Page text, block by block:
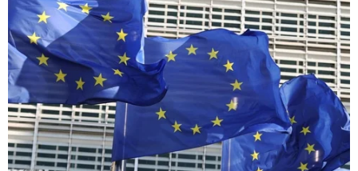
Các đối tượng và tang vật bị lực lượng Công an Cao Bằng bắt
giữ. (Nguồn: Công an nhân dân)
Ngày 10/6, Công an tỉnh Cao Bằng cho biết đơn
vị đã phối hợp với Bộ đội Biên phòng bắt giữ